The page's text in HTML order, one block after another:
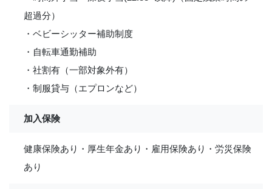
超過分）
・ベビーシッター補助制度
・自転車通勤補助
・社割有（一部対象外有）
・制服貸与（エプロンなど）
加入保険
健康保険あり・厚生年金あり・雇用保険あり・労災保険
あり